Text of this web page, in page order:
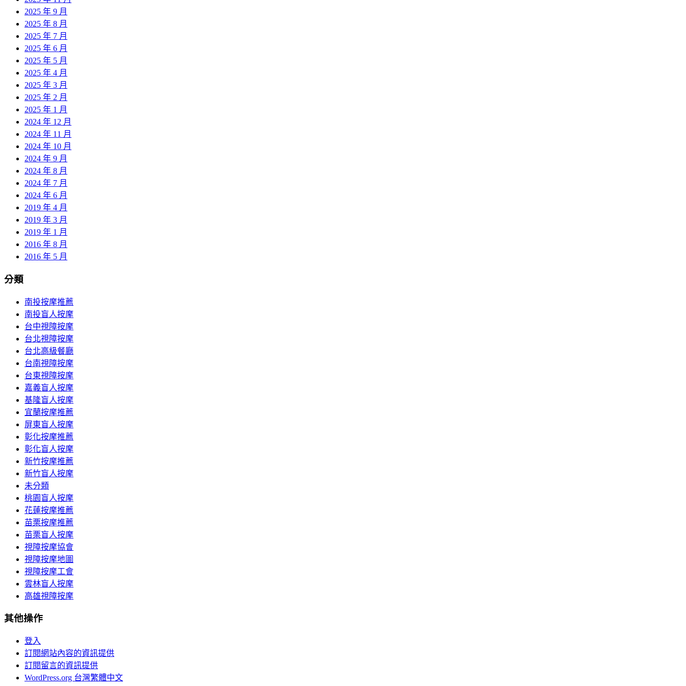
2025 年 9 月
2025 年 8 月
2025 年 7 月
2025 年 6 月
2025 年 5 月
2025 年 4 月
2025 年 3 月
2025 年 2 月
2025 年 1 月
2024 年 12 月
2024 年 11 月
2024 年 10 月
2024 年 9 月
2024 年 8 月
2024 年 7 月
2024 年 6 月
2019 年 4 月
2019 年 3 月
2019 年 1 月
2016 年 8 月
2016 年 5 月
分類
南投按摩推薦
南投盲人按摩
台中視障按摩
台北視障按摩
台北高級餐廳
台南視障按摩
台東視障按摩
嘉義盲人按摩
基隆盲人按摩
宜蘭按摩推薦
屏東盲人按摩
彰化按摩推薦
彰化盲人按摩
新竹按摩推薦
新竹盲人按摩
未分類
桃園盲人按摩
花蓮按摩推薦
苗栗按摩推薦
苗栗盲人按摩
視障按摩協會
視障按摩地圖
視障按摩工會
雲林盲人按摩
高雄視障按摩
其他操作
登入
訂閱網站內容的資訊提供
訂閱留言的資訊提供
WordPress.org 台灣繁體中文